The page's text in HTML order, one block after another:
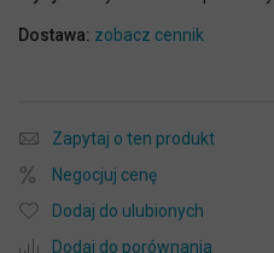
Dostawa: zobacz cennik
Zapytaj o ten produkt
Negocjuj cenę
Dodaj do ulubionych
Dodaj do porównania